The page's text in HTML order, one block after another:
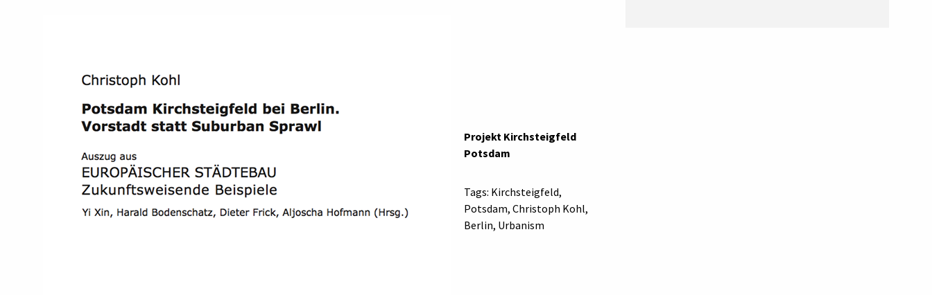
Projekt Kirchsteigfeld
Potsdam
Tags: Kirchsteigfeld,
Potsdam, Christoph Kohl,
Berlin, Urbanism